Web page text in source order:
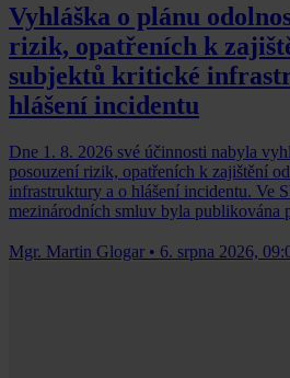
Vyhláška o plánu
rizik, opatřeních k
subjektů kritické
hlášení incidentu
Dne 1. 8. 2026 své účinnosti nabyla
posouzení rizik, opatřeních k zajištění
infrastruktury a o hlášení incidentu. Ve
mezinárodních smluv byla publikována
Mgr. Martin Glogar • 6. srpna 2026,